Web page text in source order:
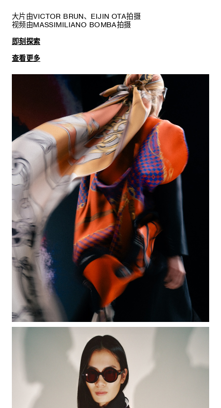
大片由VICTOR BRUN、EIJIN OTA拍摄
视频由MASSIMILIANO BOMBA拍摄
即刻探索
查看更多